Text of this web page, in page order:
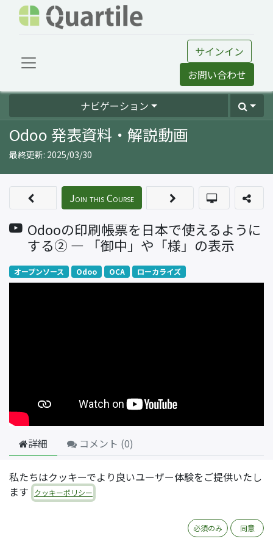
サインイン
お問い合わせ
ナビゲーション
Odoo 発表資料・解説動画
最終更新: 2025/03/30
Odooの印刷帳票を日本で使えるように
する② ― 「御中」や「様」の表示
Join this Course
オープンソース Odoo OCA ローカライズ
詳細 コメント (0)
日本でOdooの印刷帳票を使うときにありがちな課題のう
ち、宛先に「御中」や「様」を表示させる方法を解説した
動画です。全5回のシリーズの第2回にあたります。
使用しているOdooのバージョンは16.0です。
私たちはクッキーでより良いユーザー体験をご提供いたし
ます
クッキーポリシー
必須のみ 同意